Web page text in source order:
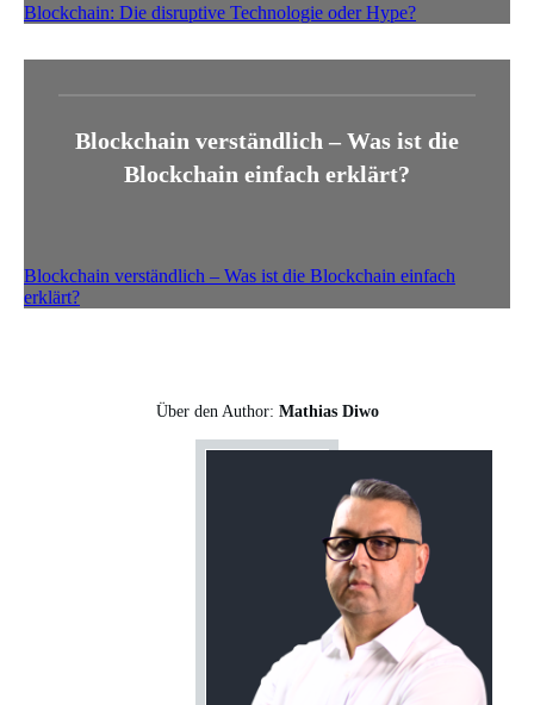
Blockchain: Die disruptive Technologie oder Hype?
Blockchain verständlich – Was ist die
Blockchain einfach erklärt?
Blockchain verständlich – Was ist die Blockchain einfach
erklärt?
Über den Author: Mathias Diwo